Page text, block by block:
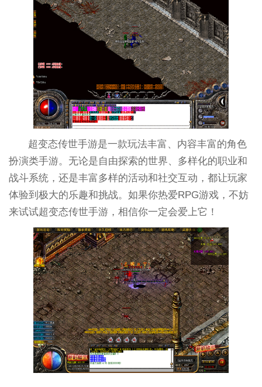
超变态传世手游是一款玩法丰富、内容丰富的角色
扮演类手游。无论是自由探索的世界、多样化的职业和
战斗系统，还是丰富多样的活动和社交互动，都让玩家
体验到极大的乐趣和挑战。如果你热爱RPG游戏，不妨
来试试超变态传世手游，相信你一定会爱上它！